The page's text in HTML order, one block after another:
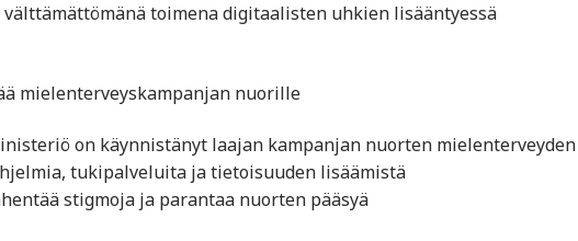
toimena digitaalisten uhkien lisääntyessä
mielenterveyskampanjan nuorille
on käynnistänyt laajan kampanjan nuorten mielenterveyden
tukipalveluita ja tietoisuuden lisäämistä
stigmoja ja parantaa nuorten pääsyä